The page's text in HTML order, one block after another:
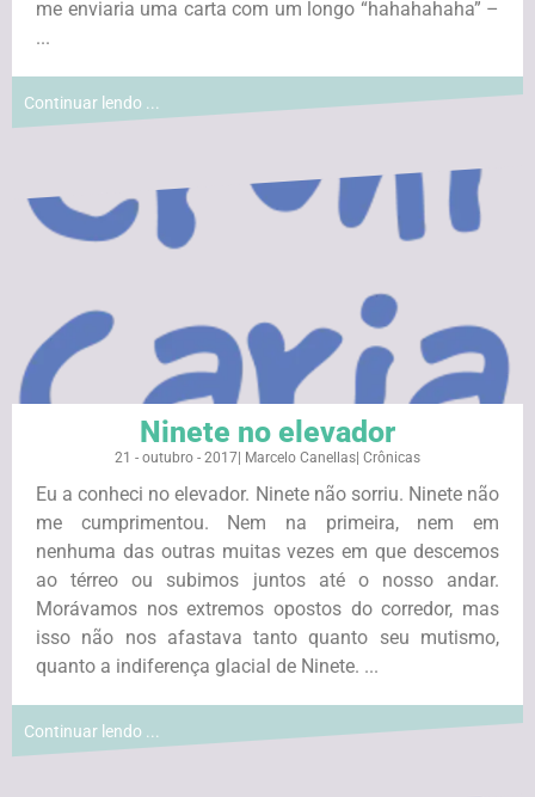
me enviaria uma carta com um longo “hahahahaha” –
...
Continuar lendo ...
Ninete no elevador
21 - outubro - 2017 Marcelo Canellas Crônicas
Eu a conheci no elevador. Ninete não sorriu. Ninete não
me cumprimentou. Nem na primeira, nem em
nenhuma das outras muitas vezes em que descemos
ao térreo ou subimos juntos até o nosso andar.
Morávamos nos extremos opostos do corredor, mas
isso não nos afastava tanto quanto seu mutismo,
quanto a indiferença glacial de Ninete. ...
Continuar lendo ...